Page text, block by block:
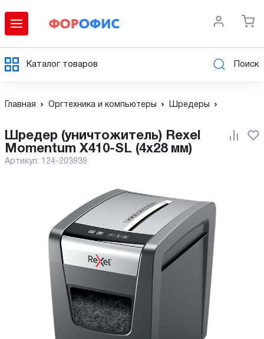
Каталог товаров Поиск
Главная Оргтехника и компьютеры Шредеры
Шредер (уничтожитель) Rexel
Momentum X410-SL (4х28 мм)
Артикул: 124-203939